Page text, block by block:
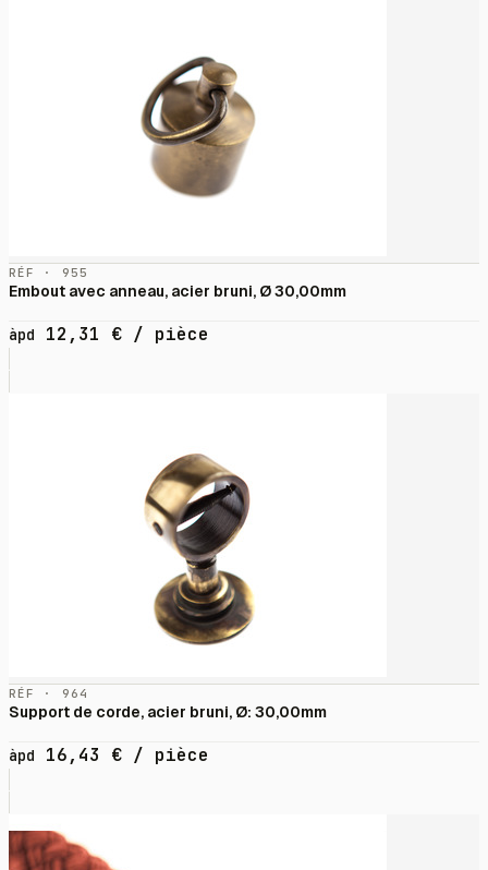
RÉF · 955
Embout avec anneau, acier bruni, Ø 30,00mm
àpd 12,31 € / pièce
RÉF · 964
Support de corde, acier bruni, Ø: 30,00mm
àpd 16,43 € / pièce